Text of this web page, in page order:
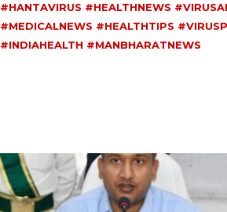
#HANTAVIRUS #HEALTHNEWS
#MEDICALNEWS #HEALTHTIPS
#INDIAHEALTH #MANBHARATNEWS